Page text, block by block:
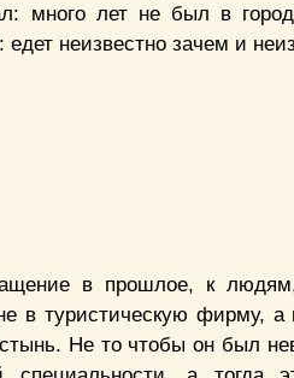
много лет не был в
неизвестно зачем и
в прошлое, к
в туристическую фирму,
Не то чтобы он был